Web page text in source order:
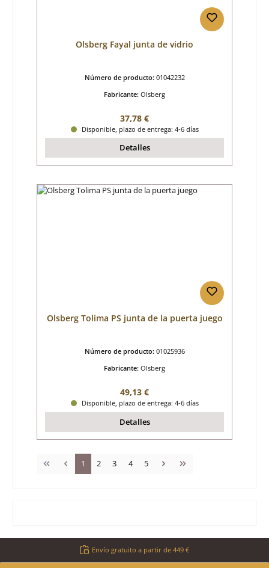
Olsberg Fayal junta de vidrio
Número de producto: 01042232
Fabricante: Olsberg
Precio normal:
37,78 €
Disponible, plazo de entrega: 4-6 días
Detalles
Olsberg Tolima PS junta de la puerta juego
Número de producto: 01025936
Fabricante: Olsberg
Precio normal:
49,13 €
Disponible, plazo de entrega: 4-6 días
Detalles
Página
1 Página
2 Página
3 Página
4 Página
5
Envío gratuito a partir de 449 €